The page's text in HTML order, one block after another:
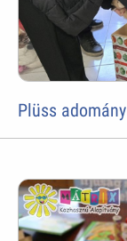
Plüss adomány